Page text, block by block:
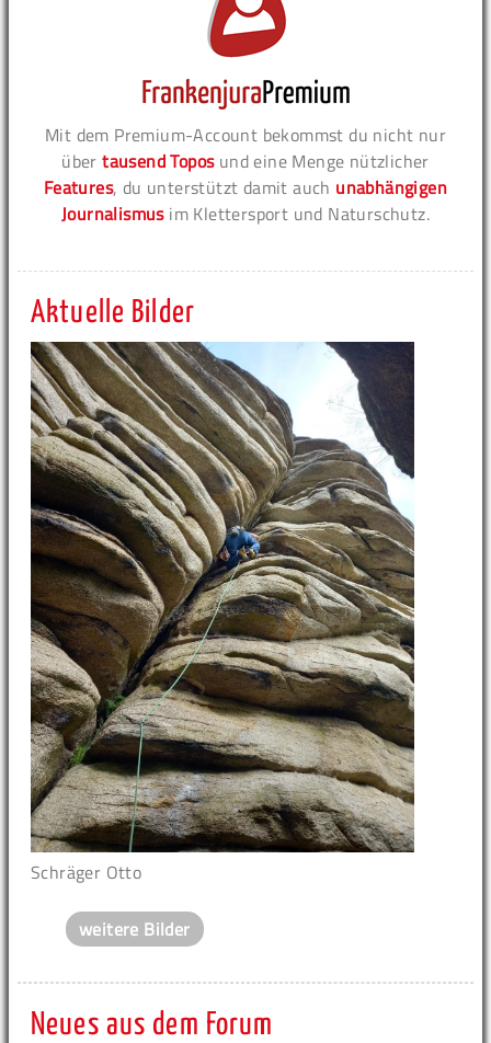
Mit dem Premium-Account bekommst du nicht nur
übertausend Toposund eine Menge nützlicher
Features, du unterstützt damit auch unabhängigen
Journalismusim Klettersport und Naturschutz.
Aktuelle Bilder
Schräger Otto
weitere Bilder
Neues aus dem Forum